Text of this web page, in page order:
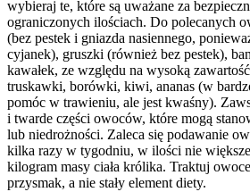
wybieraj te, które są uważane za
ograniczonych ilościach. Do polecanych
(bez pestek i gniazda nasiennego,
cyjanek), gruszki (również bez pestek),
kawałek, ze względu na wysoką
truskawki, borówki, kiwi, ananas (w
pomóc w trawieniu, ale jest kwaśny).
i twarde części owoców, które mogą
lub niedrożności. Zaleca się podawanie
kilka razy w tygodniu, w ilości nie
kilogram masy ciała królika. Traktuj
przysmak, a nie stały element diety.